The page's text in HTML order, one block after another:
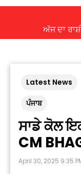
ਅੱਜ ਦਾ ਰਾਸ਼ੀਫਲ
Latest News
ਪੰਜਾਬ
ਸਾਡੇ ਕੋਲ
CM
April 30, 2025 9:35